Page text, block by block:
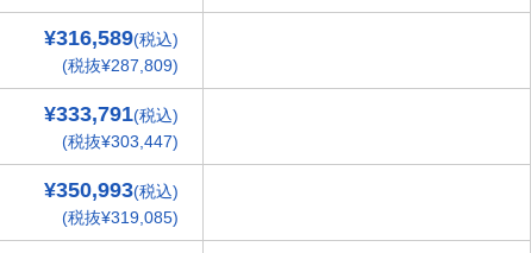
¥316,589(税込)
(税抜¥287,809)
¥333,791(税込)
(税抜¥303,447)
¥350,993(税込)
(税抜¥319,085)